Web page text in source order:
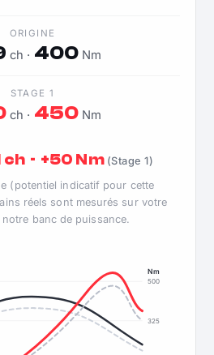
ORIGINE
ch · 400Nm
STAGE 1
ch · 450Nm
ch · +50 Nm (Stage 1)
(potentiel indicatif pour cette
réels sont mesurés sur votre
banc de puissance.
325
500
Nm